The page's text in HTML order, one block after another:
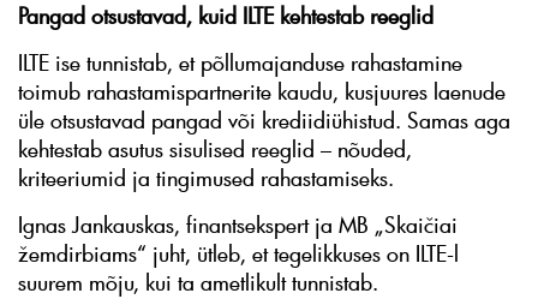
Pangad otsustavad, kuid ILTE kehtestab reeglid
ILTE ise tunnistab, et põllumajanduse rahastamine
toimub rahastamispartnerite kaudu, kusjuures laenude
üle otsustavad pangad või krediidiühistud. Samas aga
kehtestab asutus sisulised reeglid – nõuded,
kriteeriumid ja tingimused rahastamiseks.
Ignas Jankauskas, finantsekspert ja MB „Skaičiai
žemdirbiams“ juht, ütleb, et tegelikkuses on ILTE-l
suurem mõju, kui ta ametlikult tunnistab.